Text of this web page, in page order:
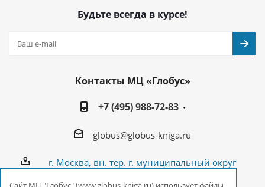
Будьте всегда в курсе!
Контакты МЦ «Глобус»
+7 (495) 988-72-83
globus@globus-kniga.ru
г. Москва, вн. тер. г. муниципальный округ